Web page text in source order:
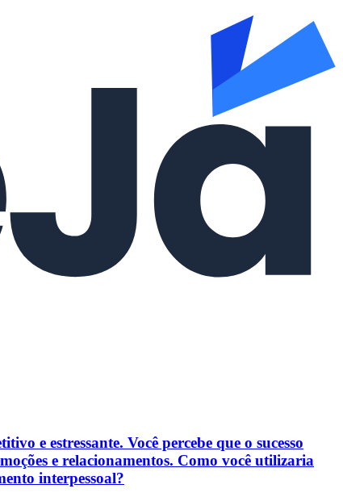
e estressante. Você percebe que o sucesso
e relacionamentos. Como você utilizaria
interpessoal?